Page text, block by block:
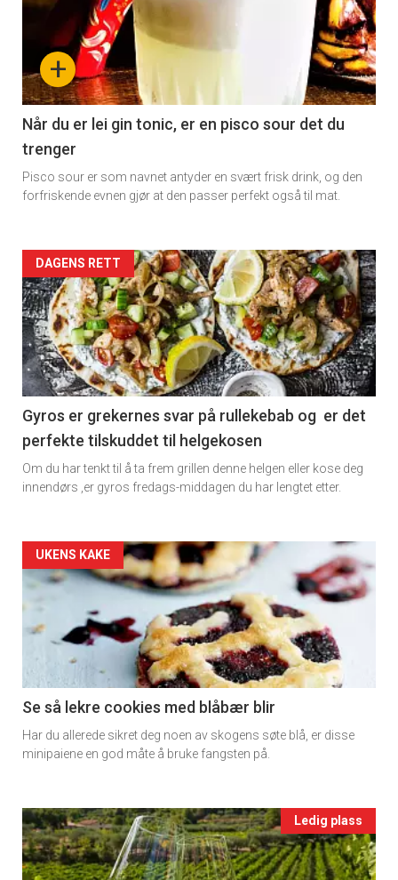
detail
section
11
Dagens
rett
+
Når du er lei gin tonic, er en pisco sour det du
trenger
Pisco sour er som navnet antyder en svært frisk drink, og den
forfriskende evnen gjør at den passer perfekt også til mat.
Artikler
detail
-
section
11
Dagens
rett
DAGENS RETT
Gyros er grekernes svar på rullekebab og er det
perfekte tilskuddet til helgekosen
Om du har tenkt til å ta frem grillen denne helgen eller kose deg
innendørs ,er gyros fredags-middagen du har lengtet etter.
Artikler
detail
-
section
11
Ukens
UKENS KAKE
Se så lekre cookies med blåbær blir
Har du allerede sikret deg noen av skogens søte blå, er disse
minipaiene en god måte å bruke fangsten på.
Events
single
Ledig plass